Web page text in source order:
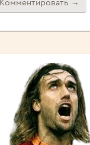
Комментировать →